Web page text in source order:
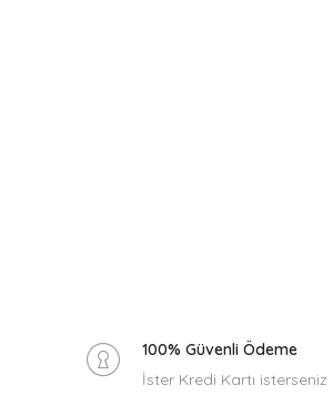
100% Güvenli Ödeme
İster Kredi Kartı isterseniz